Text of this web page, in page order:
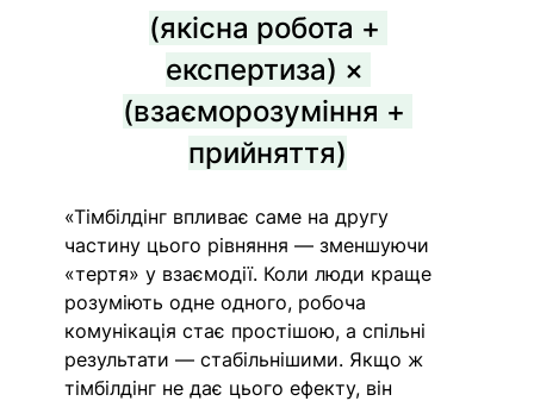
(якісна робота +
експертиза) ×
(взаєморозуміння +
прийняття)
«Тімбілдінг впливає саме на другу
частину цього рівняння — зменшуючи
«тертя» у взаємодії. Коли люди краще
розуміють одне одного, робоча
комунікація стає простішою, а спільні
результати — стабільнішими. Якщо ж
тімбілдінг не дає цього ефекту, він